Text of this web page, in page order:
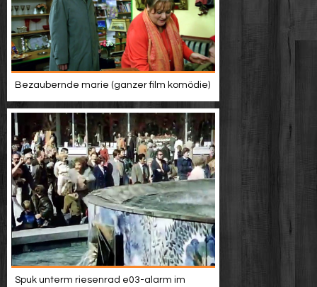
Bezaubernde marie (ganzer film komödie)
Spuk unterm riesenrad e03-alarm im